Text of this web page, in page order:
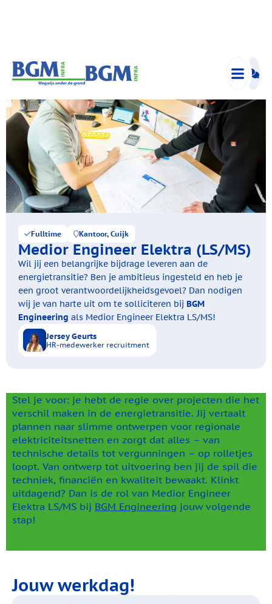
Fulltime Kantoor, Cuijk
Medior Engineer Elektra (LS/MS)
Wil jij een belangrijke bijdrage leveren aan de
energietransitie? Ben je ambitieus ingesteld en heb je
een groot verantwoordelijkheidsgevoel? Dan nodigen
wij je van harte uit om te solliciteren bij BGM
Engineering als Medior Engineer Elektra LS/MS!
Jersey Geurts
HR-medewerker recruitment
Stel je voor: je hebt de regie over projecten die het
verschil maken in de energietransitie. Jij vertaalt
plannen naar slimme ontwerpen voor regionale
elektriciteitsnetten en zorgt dat alles – van
technische details tot vergunningen – op rolletjes
loopt. Van ontwerp tot uitvoering ben jij de spil die
techniek, financiën en kwaliteit bewaakt. Klinkt
uitdagend? Dan is de rol van Medior Engineer
Elektra LS/MS bij BGM Engineering jouw volgende
stap!
Jouw werkdag!